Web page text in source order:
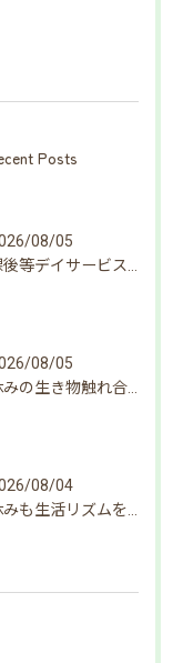
Posts
08/05
08/05
08/04